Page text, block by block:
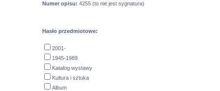
Numer opisu: 4255 (to nie jest sygnatura)
Hasło przedmiotowe:
2001-
1945-1989
Katalog wystawy
Kultura i sztuka
Album